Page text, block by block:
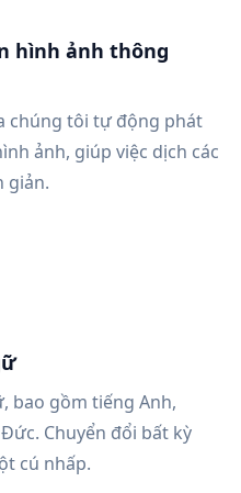
hình ảnh thông
chúng tôi tự động phát
ảnh, giúp việc dịch các
giản.
bao gồm tiếng Anh,
Chuyển đổi bất kỳ
cú nhấp.